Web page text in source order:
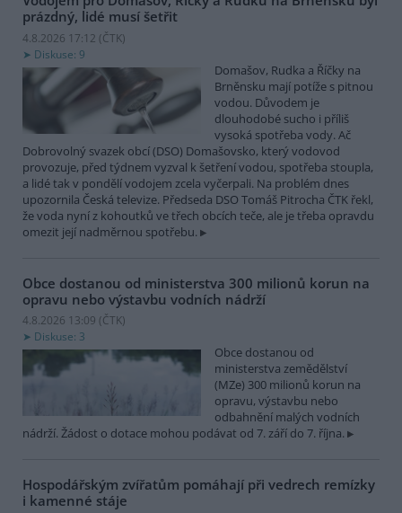
prázdný, lidé musí šetřit
4.8.2026 17:12 (ČTK)
Diskuse: 9
Domašov, Rudka a Říčky na
Brněnsku mají potíže s pitnou
vodou. Důvodem je
dlouhodobé sucho i příliš
vysoká spotřeba vody. Ač
Dobrovolný svazek obcí (DSO) Domašovsko, který vodovod
provozuje, před týdnem vyzval k šetření vodou, spotřeba stoupla,
a lidé tak v pondělí vodojem zcela vyčerpali. Na problém dnes
upozornila Česká televize. Předseda DSO Tomáš Pitrocha ČTK řekl,
že voda nyní z kohoutků ve třech obcích teče, ale je třeba opravdu
omezit její nadměrnou spotřebu.
Obce dostanou od ministerstva 300 milionů korun na
opravu nebo výstavbu vodních nádrží
4.8.2026 13:09 (ČTK)
Diskuse: 3
Obce dostanou od
ministerstva zemědělství
(MZe) 300 milionů korun na
opravu, výstavbu nebo
odbahnění malých vodních
nádrží. Žádost o dotace mohou podávat od 7. září do 7. října.
Hospodářským zvířatům pomáhají při vedrech remízky
i kamenné stáje